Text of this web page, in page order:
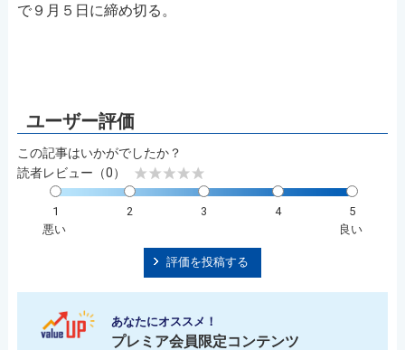
で９月５日に締め切る。
この記事はいかがでしたか？
読者レビュー（0）
1 2 3 4
5
悪い
良い
評価を投稿する
あなたにオススメ！
プレミア会員限定コンテンツ